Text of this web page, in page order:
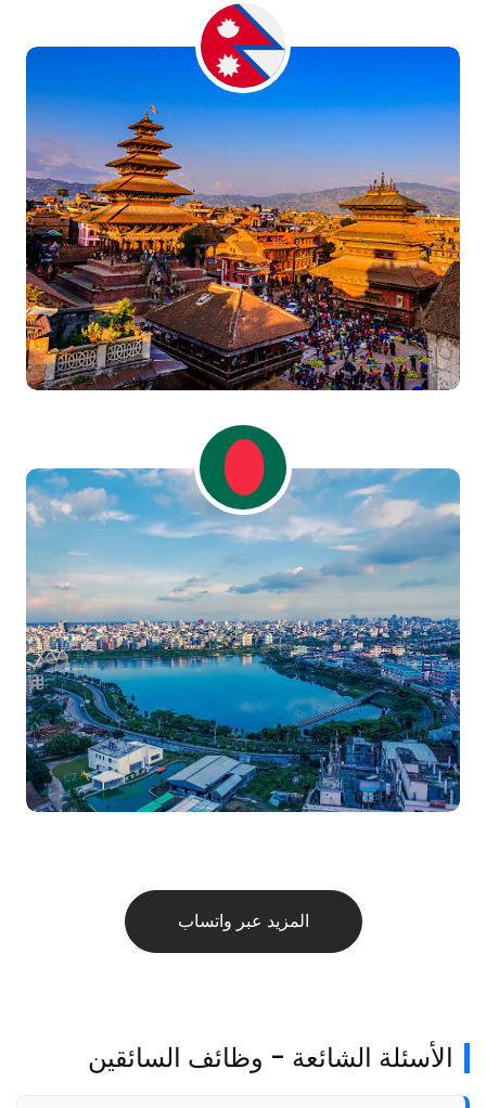
المزيد عبر واتساب
الأسئلة الشائعة - وظائف السائقين